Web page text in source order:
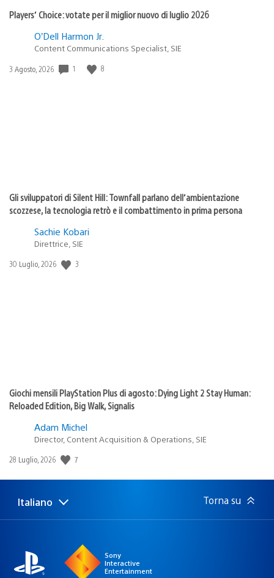
Players’ Choice: votate per il miglior nuovo di luglio 2026
O’Dell Harmon Jr.
Content Communications Specialist, SIE
Data
3 Agosto, 2026 1 8
Gli sviluppatori di Silent Hill: Townfall parlano dell’ambientazione
scozzese, la tecnologia retrò e il combattimento in prima persona
Sachie Kobari
Direttrice, SIE
Data
30 Luglio, 2026 3
Giochi mensili PlayStation Plus di agosto: Dying Light 2 Stay Human:
Reloaded Edition, Big Walk, Signalis
Adam Michel
Director, Content Acquisition & Operations, SIE
Data
pubblicazione:
28 Luglio, 2026 7
Seleziona
una
Regione
attuale:
Italiano Torna su
Sony
Interactive
Entertainment